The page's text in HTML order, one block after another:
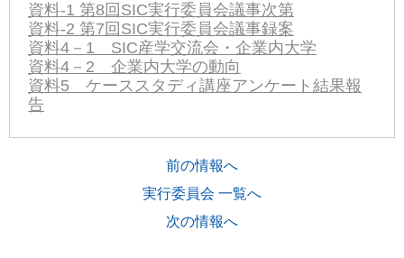
資料-1 第8回SIC実行委員会議事次第
資料-2 第7回SIC実行委員会議事録案
資料4－1 SIC産学交流会・企業内大学
資料4－2 企業内大学の動向
資料5 ケーススタディ講座アンケート結果報
告
前の情報へ
実行委員会 一覧へ
次の情報へ